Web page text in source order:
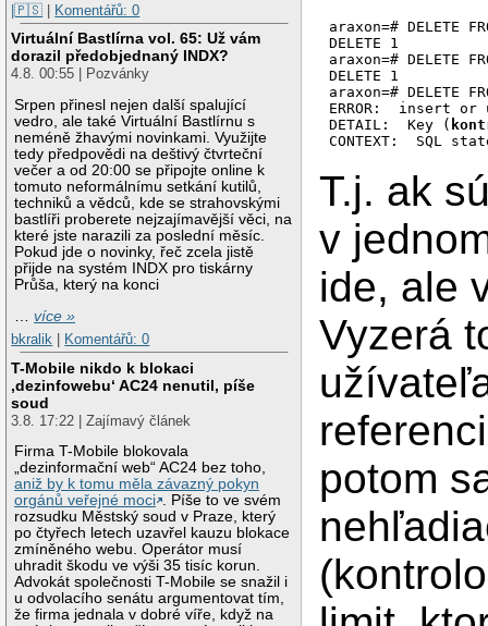
|🇵🇸 | Komentářů: 0
Virtuální Bastlírna vol. 65: Už vám
dorazil předobjednaný INDX?
4.8. 00:55 | Pozvánky
Srpen přinesl nejen další spalující
vedro, ale také Virtuální Bastlírnu s
neméně žhavými novinkami. Využijte
tedy předpovědi na deštivý čtvrteční
večer a od 20:00 se připojte online k
tomuto neformálnímu setkání kutilů,
techniků a vědců, kde se strahovskými
bastlíři proberete nejzajímavější věci, na
které jste narazili za poslední měsíc.
Pokud jde o novinky, řeč zcela jistě
přijde na systém INDX pro tiskárny
Průša, který na konci
…více »
bkralik
Komentářů: 0
T-Mobile nikdo k blokaci
‚dezinfowebu‘ AC24 nenutil, píše
soud
3.8. 17:22 | Zajímavý článek
Firma T-Mobile blokovala
„dezinformační web“ AC24 bez toho,
aniž by k tomu měla závazný pokyn
orgánů veřejné moci . Píše to ve svém
rozsudku Městský soud v Praze, který
po čtyřech letech uzavřel kauzu blokace
zmíněného webu. Operátor musí
uhradit škodu ve výši 35 tisíc korun.
Advokát společnosti T-Mobile se snažil i
u odvolacího senátu argumentovat tím,
že firma jednala v dobré víře, když na
araxon=# DELETE
DELETE 1
araxon=# DELETE
DELETE 1
araxon=# DELETE
ERROR:  insert
DETAIL:  Key (
CONTEXT:  SQL
T.j. ak
v
ide, ale
Vyzerá
potom